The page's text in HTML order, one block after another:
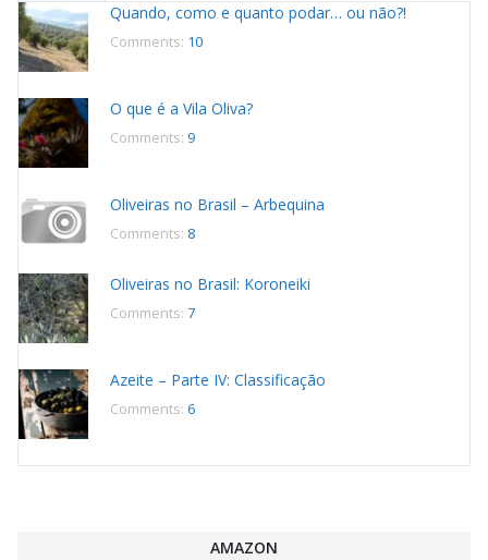
Quando, como e quanto podar… ou não?!
Comments: 10
O que é a Vila Oliva?
Comments: 9
Oliveiras no Brasil – Arbequina
Comments: 8
Oliveiras no Brasil: Koroneiki
Comments: 7
Azeite – Parte IV: Classificação
Comments: 6
AMAZON